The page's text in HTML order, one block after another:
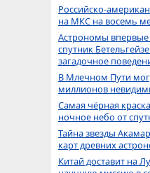
Российско-
на МКС на восемь
Астрономы впервые
спутник
загадочное
В Млечном Пути
миллионов
Самая чёрная
ночное небо от
Тайна звезды
карт древних
Китай доставит на